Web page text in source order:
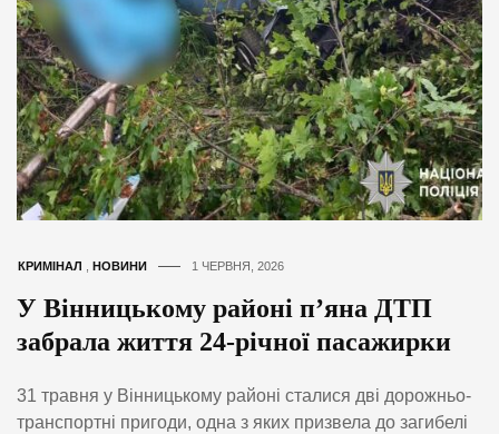
КРИМІНАЛ , НОВИНИ 1 ЧЕРВНЯ, 2026
У Вінницькому районі п’яна ДТП
забрала життя 24-річної пасажирки
31 травня у Вінницькому районі сталися дві дорожньо-
транспортні пригоди, одна з яких призвела до загибелі